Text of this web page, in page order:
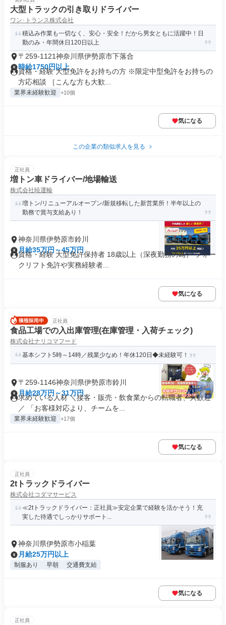
大型トラックの引き取りドライバー
ワン･トランス株式会社
積込み作業も一切なく、安心・安全！だから男女ともに活躍中！日
勤のみ・年間休日120日以上
〒259-1121神奈川県伊勢原市下落合
時給1750円以上
資格・経験 大型免許をお持ちの方 ※限定中型免許をお持ちの
方応相談 ［こんな方も大歓...
業界未経験歓迎 +10個
気になる
この企業の類似求人を見る
正社員
増トン車ドライバー/地場輸送
株式会社暁運輸
増トン/リニューアルオープン/新規移転した新営業所！半年以上の
勤務で賞与支給あり！
神奈川県伊勢原市鈴川
月給35万円～45万円
資格・経験 大型免許保持者 18歳以上（深夜勤務の為） フォー
クリフト免許や実務経験者...
気になる
正社員
食品工場での入出庫管理(在庫管理・入荷チェック)
株式会社ナリコマフード
基本シフト5時～14時／残業少なめ！年休120日◆未経験可！
〒259-1146神奈川県伊勢原市鈴川
月給28万円～31万円
求めている人材 ＼接客・販売・飲食業からの転職者、大歓迎
／ 「お客様対応より、チームを...
業界未経験歓迎 +17個
気になる
正社員
2tトラックドライバー
株式会社コダマサービス
≪2tトラックドライバー：正社員≫安定企業で経験を活かそう！充
実した待遇でしっかりサポート...
神奈川県伊勢原市小稲葉
月給25万円以上
制服あり 早朝 交通費支給
気になる
正社員